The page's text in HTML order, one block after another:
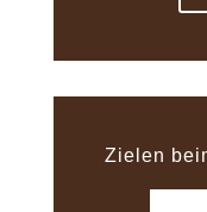
Zielen